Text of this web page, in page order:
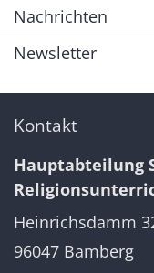
Nachrichten
Newsletter
Kontakt
Hauptabteilung
Heinrichsdamm
96047 Bamberg